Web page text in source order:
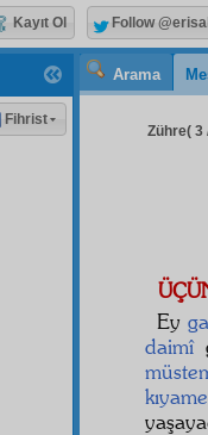
Arama
Zühre( 3
Ey
daimî
Fihrist
Kayıt Ol Follow